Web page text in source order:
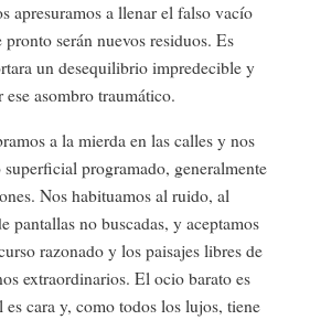
apresuramos a llenar el falso vacío
serán nuevos residuos. Es
un desequilibrio impredecible y
asombro traumático.
a la mierda en las calles y nos
programado, generalmente
Nos habituamos al ruido, al
pantallas no buscadas, y aceptamos
razonado y los paisajes libres de
extraordinarios. El ocio barato es
cara y, como todos los lujos, tiene